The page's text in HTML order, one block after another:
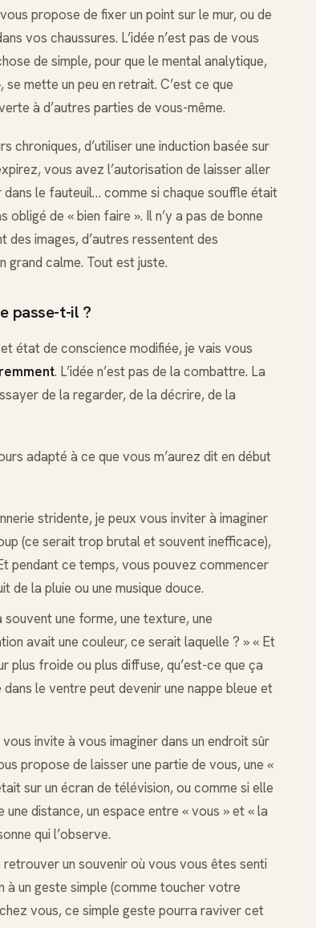
propose de fixer un point sur le mur, ou de
vos chaussures. L’idée n’est pas de vous
de simple, pour que le mental analytique,
mette un peu en retrait. C’est ce que
à d’autres parties de vous-même.
chroniques, d’utiliser une induction basée sur
vous avez l’autorisation de laisser aller
le fauteuil… comme si chaque souffle était
obligé de « bien faire ». Il n’y a pas de bonne
des images, d’autres ressentent des
grand calme. Tout est juste.
passe-t-il ?
état de conscience modifiée, je vais vous
. L’idée n’est pas de la combattre. La
de la regarder, de la décrire, de la
adapté à ce que vous m’aurez dit en début
stridente, je peux vous inviter à imaginer
(ce serait trop brutal et souvent inefficace),
pendant ce temps, vous pouvez commencer
de la pluie ou une musique douce.
souvent une forme, une texture, une
avait une couleur, ce serait laquelle ? » « Et
plus froide ou plus diffuse, qu’est-ce que ça
le ventre peut devenir une nappe bleue et
invite à vous imaginer dans un endroit sûr
propose de laisser une partie de vous, une «
sur un écran de télévision, ou comme si elle
une distance, un espace entre « vous » et « la
qui l’observe.
un souvenir où vous vous êtes senti
un geste simple (comme toucher votre
vous, ce simple geste pourra raviver cet